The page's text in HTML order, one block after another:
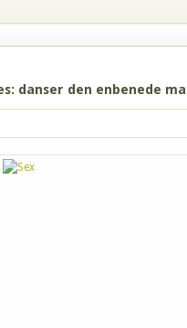
danser den enbenede